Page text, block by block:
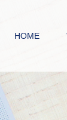
HOME